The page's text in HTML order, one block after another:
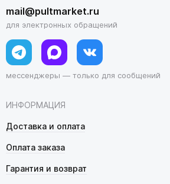
ИНФОРМАЦИЯ
Доставка и оплата
Оплата заказа
Гарантия и возврат
mail@pultmarket.ru
для электронных обращений
мессенджеры — только для сообщений